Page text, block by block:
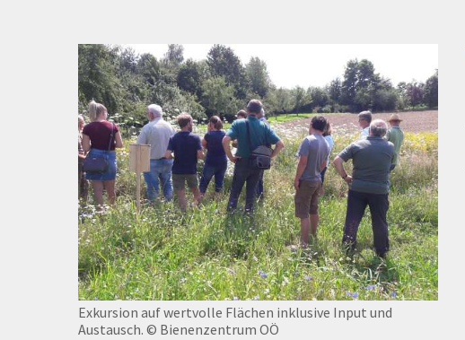
Exkursion auf wertvolle Flächen inklusive Input und
Austausch. © Bienenzentrum OÖ